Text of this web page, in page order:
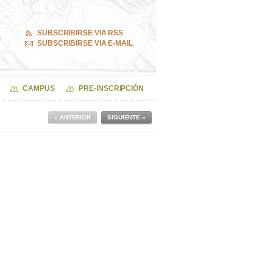
SUBSCRIBIRSE VIA RSS
SUBSCRIBIRSE VIA E-MAIL
CAMPUS PRE-INSCRIPCIÓN
SIGUIENTE »
« ANTERIOR